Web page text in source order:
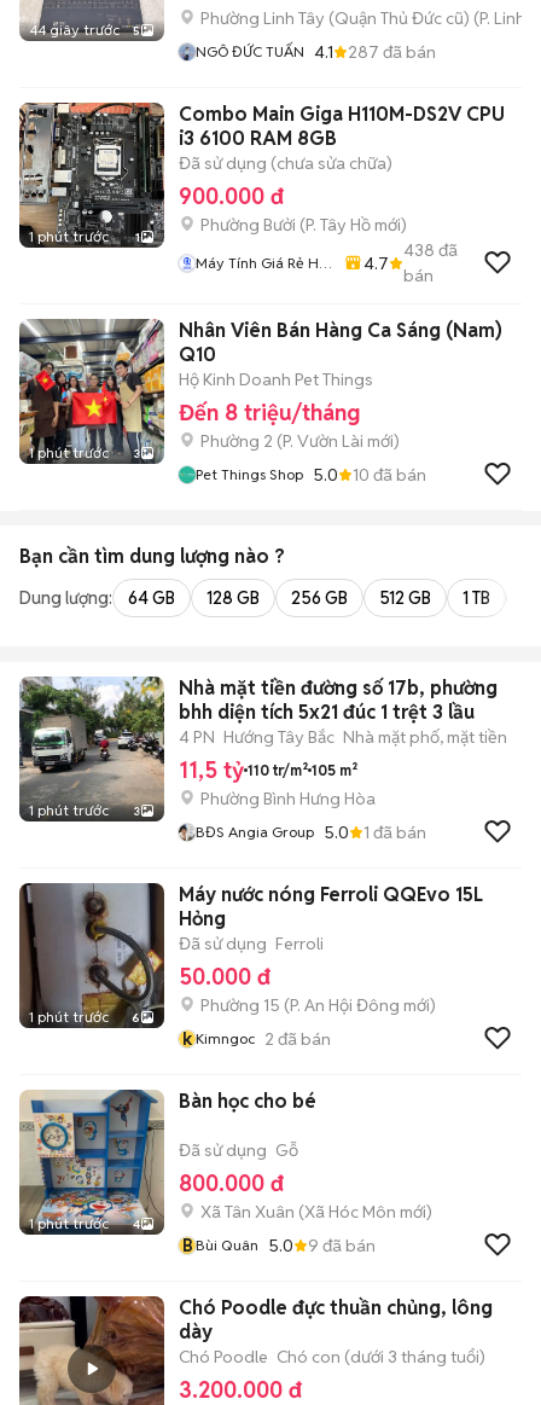
44 giây trước 5
Phường Linh Tây (Quận Thủ Đức cũ) (P. Linh
NGÔ ĐỨC TUẤN 4.1 287 đã bán
1 phút trước 1
Combo Main Giga H110M-DS2V CPU
i3 6100 RAM 8GB
Đã sử dụng (chưa sửa chữa)
900.000 đ
Phường Bưởi (P. Tây Hồ mới)
Máy Tính Giá Rẻ Hà
4.7
438 đã
bán
1 phút trước 3
Nhân Viên Bán Hàng Ca Sáng (Nam)
Q10
Hộ Kinh Doanh Pet Things
Đến 8 triệu/tháng
Phường 2 (P. Vườn Lài mới)
Pet Things Shop 5.0 10 đã bán
Bạn cần tìm dung lượng nào ?
Dung lượng: 64 GB 128 GB 256 GB 512 GB 1 TB
1 phút trước 3
Nhà mặt tiền đường số 17b, phường
bhh diện tích 5x21 đúc 1 trệt 3 lầu
4 PN Hướng Tây Bắc Nhà mặt phố, mặt tiền
11,5 tỷ 110 tr/m² 105 m²
Phường Bình Hưng Hòa
BĐS Angia Group 5.0 1 đã bán
1 phút trước 6
Máy nước nóng Ferroli QQEvo 15L
Hỏng
Đã sử dụng Ferroli
50.000 đ
Phường 15 (P. An Hội Đông mới)
k Kimngoc 2 đã bán
1 phút trước 4
Bàn học cho bé
Đã sử dụng Gỗ
800.000 đ
Xã Tân Xuân (Xã Hóc Môn mới)
BBùi Quân 5.0 9 đã bán
Chó Poodle đực thuần chủng, lông
dày
Chó Poodle Chó con (dưới 3 tháng tuổi)
3.200.000 đ